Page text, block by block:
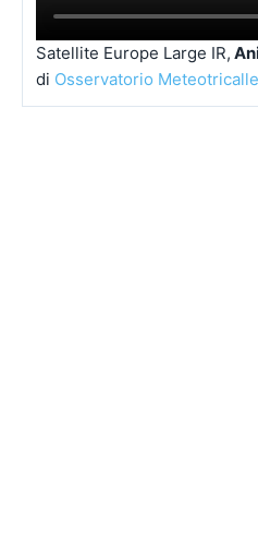
Satellite Europe Large IR,
di Osservatorio Meteotricalle